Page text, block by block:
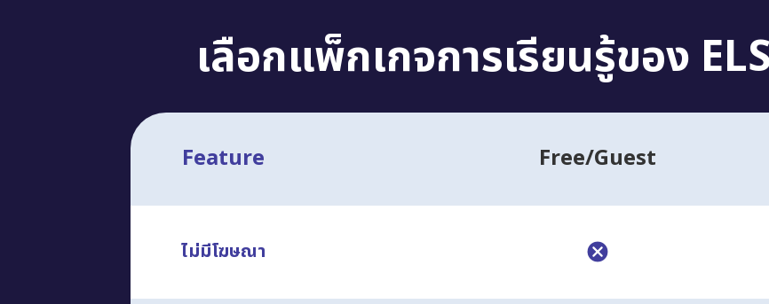
เลือกแพ็กเกจการเรียนรู้ของ
Feature Free/Guest
ไม่มีโฆษณา